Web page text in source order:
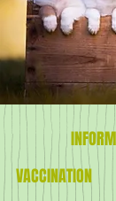
VACCINATION